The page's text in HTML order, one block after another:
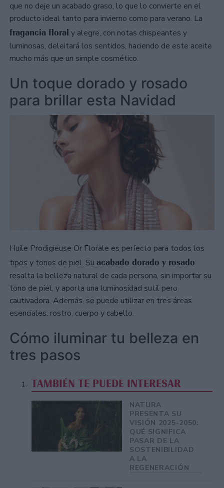
que no deje un acabado graso, lo que lo convierte en el
producto ideal tanto para invierno como para verano. La
fragancia floral y alegre, con notas chispeantes y
luminosas, deleitará los sentidos, haciendo de este aceite
mucho más que un simple cosmético.
Un toque dorado y rosado
para brillar esta Navidad
Huile Prodigieuse Or Florale es perfecto para todos los
tipos y tonos de piel. Su acabado dorado y rosado
resalta la belleza natural de cada persona, sin importar su
tono de piel, y aporta una luminosidad sutil pero
cautivadora. Además, se puede utilizar en tres áreas
esenciales: rostro, cuerpo y cabello.
Cómo iluminar tu belleza en
tres pasos
TAMBIÉN TE PUEDE INTERESAR
NATURA
PRESENTA SU
VISIÓN 2025-2050:
QUÉ SIGNIFICA
PASAR DE LA
SOSTENIBILIDAD
A LA
REGENERACIÓN